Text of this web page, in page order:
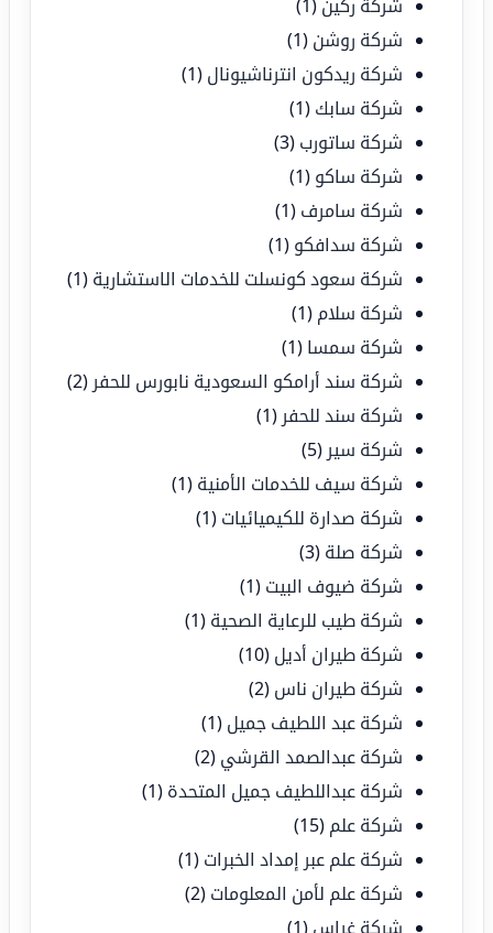
شركة ركين (1)
شركة روشن (1)
شركة ريدكون انترناشيونال (1)
شركة سابك (1)
شركة ساتورب (3)
شركة ساكو (1)
شركة سامرف (1)
شركة سدافكو (1)
شركة سعود كونسلت للخدمات الاستشارية (1)
شركة سلام (1)
شركة سمسا (1)
شركة سند أرامكو السعودية نابورس للحفر (2)
شركة سند للحفر (1)
شركة سير (5)
شركة سيف للخدمات الأمنية (1)
شركة صدارة للكيميائيات (1)
شركة صلة (3)
شركة ضيوف البيت (1)
شركة طيب للرعاية الصحية (1)
شركة طيران أديل (10)
شركة طيران ناس (2)
شركة عبد اللطيف جميل (1)
شركة عبدالصمد القرشي (2)
شركة عبداللطيف جميل المتحدة (1)
شركة علم (15)
شركة علم عبر إمداد الخبرات (1)
شركة علم لأمن المعلومات (2)
شركة غراس (1)